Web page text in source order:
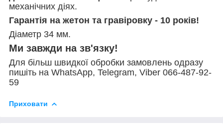
механічних діях.
Гарантія на жетон та гравіровку - 10 років!
Діаметр 34 мм.
Ми завжди на зв'язку!
Для більш швидкої обробки замовлень одразу
пишіть на WhatsApp, Telegram, Viber 066-487-92-
59
Приховати